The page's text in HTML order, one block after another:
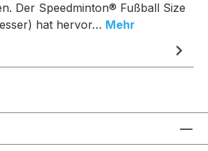
Der Speedminton® Fußball Size
hat hervor… Mehr